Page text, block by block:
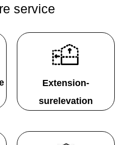
service
Extension-
surelevation